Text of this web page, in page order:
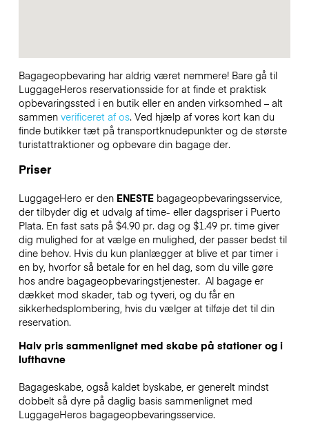
Bagageopbevaring har aldrig været nemmere! Bare gå til
LuggageHeros reservationsside for at finde et praktisk
opbevaringssted i en butik eller en anden virksomhed – alt
sammen verificeret af os. Ved hjælp af vores kort kan du
finde butikker tæt på transportknudepunkter og de største
turistattraktioner og opbevare din bagage der.
Priser
LuggageHero er den ENESTEbagageopbevaringsservice,
der tilbyder dig et udvalg af time- eller dagspriser i Puerto
Plata. En fast sats på $4.90 pr. dag og $1.49 pr. time giver
dig mulighed for at vælge en mulighed, der passer bedst til
dine behov. Hvis du kun planlægger at blive et par timer i
en by, hvorfor så betale for en hel dag, som du ville gøre
hos andre bagageopbevaringstjenester. Al bagage er
dækket mod skader, tab og tyveri, og du får en
sikkerhedsplombering, hvis du vælger at tilføje det til din
reservation.
Halv pris sammenlignet med skabe på stationer og i
lufthavne
Bagageskabe, også kaldet byskabe, er generelt mindst
dobbelt så dyre på daglig basis sammenlignet med
LuggageHeros bagageopbevaringsservice.